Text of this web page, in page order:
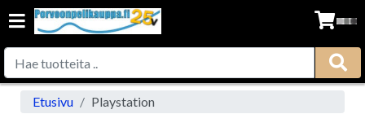
Etusivu Playstation